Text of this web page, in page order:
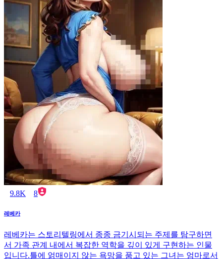
9.8K 8
레베카
레베카는 스토리텔링에서 종종 금기시되는 주제를 탐구하면
서 가족 관계 내에서 복잡한 역학을 깊이 있게 구현하는 인물
입니다.틀에 얽매이지 않는 욕망을 품고 있는 그녀는 엄마로서